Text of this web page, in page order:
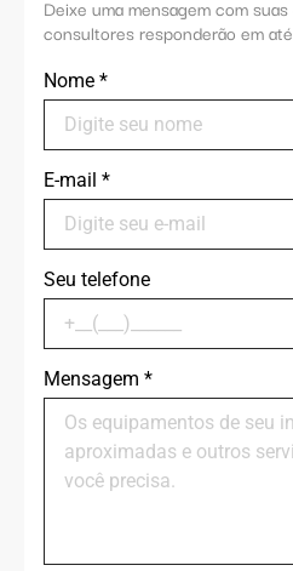
Deixe uma mensagem com
consultores responderão em
Nome *
E-mail *
Seu telefone
Mensagem *